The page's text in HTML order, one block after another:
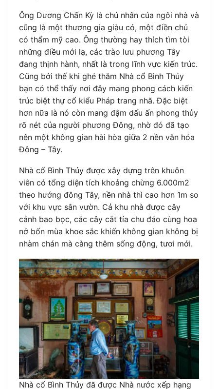
Ông Dương Chấn Kỳ là chủ nhân của ngôi nhà và
cũng là một thương gia giàu có, một điền chủ
có thẩm mỹ cao. Ông thường hay thích tìm tòi
những điều mới lạ, các trào lưu phương Tây
đang thịnh hành, nhất là trong lĩnh vực kiến trúc.
Cũng bởi thế khi ghé thăm Nhà cổ Bình Thủy
bạn có thể thấy nơi đây mang phong cách kiến
trúc biệt thự cổ kiểu Pháp trang nhã. Đặc biệt
hơn nữa là nó còn mang đậm dấu ấn phong thủy
rõ nét của người phương Đông, nhờ đó đã tạo
nên một không gian hài hòa giữa 2 nền văn hóa
Đông – Tây.
Nhà cổ Bình Thủy được xây dựng trên khuôn
viên có tổng diện tích khoảng chừng 6.000m2
theo hướng đông Tây, nền nhà thì cao hơn 1m so
với khu vực sân vườn. Cả khu nhà được cây
cảnh bao bọc, các cây cắt tỉa chu đáo cùng hoa
nở bốn mùa khoe sắc khiến không gian không bị
nhàm chán mà càng thêm sống động, tươi mới.
Nhà cổ Bình Thủy đã được Nhà nước xếp hạng